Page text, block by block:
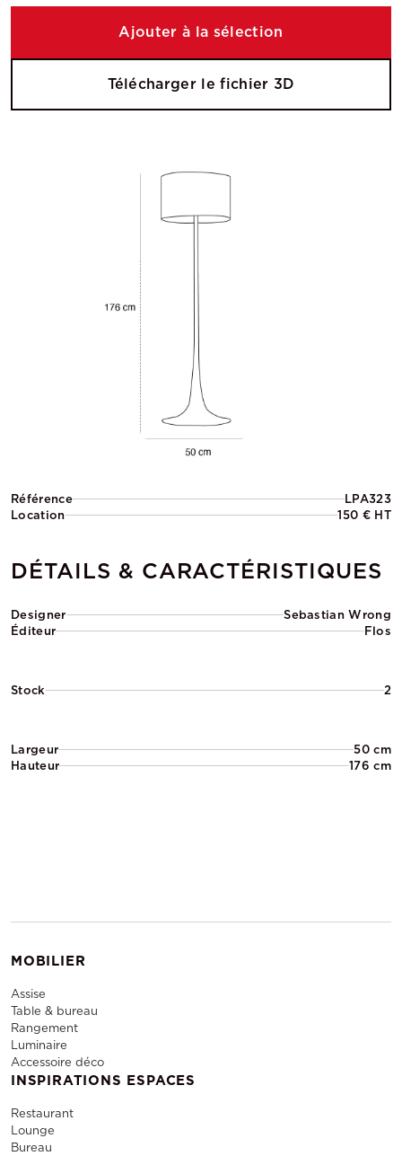
Référence
LPA323
Location
150 € HT
DÉTAILS & CARACTÉRISTIQUES
Designer
Sebastian Wrong
Éditeur
Flos
Stock 2
Largeur
50 cm
Hauteur
176 cm
Ajouter à la sélection
Télécharger le fichier 3D
MOBILIER
Assise
Table & bureau
Rangement
Luminaire
Accessoire déco
INSPIRATIONS ESPACES
Restaurant
Lounge
Bureau